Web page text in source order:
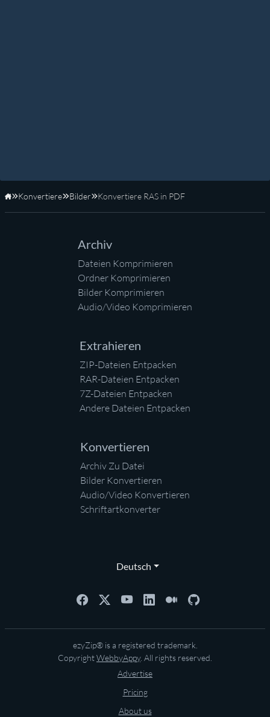
Startseite
Konvertiere Bilder Konvertiere RAS in PDF
Archiv
Dateien Komprimieren
Ordner Komprimieren
Bilder Komprimieren
Audio/Video Komprimieren
Extrahieren
ZIP-Dateien Entpacken
RAR-Dateien Entpacken
7Z-Dateien Entpacken
Andere Dateien Entpacken
Konvertieren
Archiv Zu Datei
Bilder Konvertieren
Audio/Video Konvertieren
Schriftartkonverter
Deutsch
ezyZip® is a registered trademark.
CopyrightWebbyAppy. All rights reserved.
Advertise
Pricing
About us